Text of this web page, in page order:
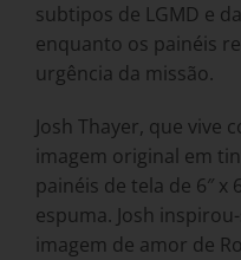
subtipos de LGMD e
enquanto os painéis
urgência da missão.
Josh Thayer, que vive
imagem original em
painéis de tela de 6″ x
espuma. Josh
imagem de amor de